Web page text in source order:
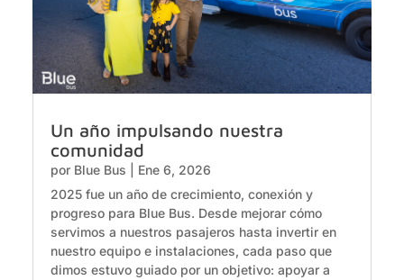
Un año impulsando nuestra
comunidad
por Blue Bus
Ene 6, 2026
2025 fue un año de crecimiento, conexión y
progreso para Blue Bus. Desde mejorar cómo
servimos a nuestros pasajeros hasta invertir en
nuestro equipo e instalaciones, cada paso que
dimos estuvo guiado por un objetivo: apoyar a